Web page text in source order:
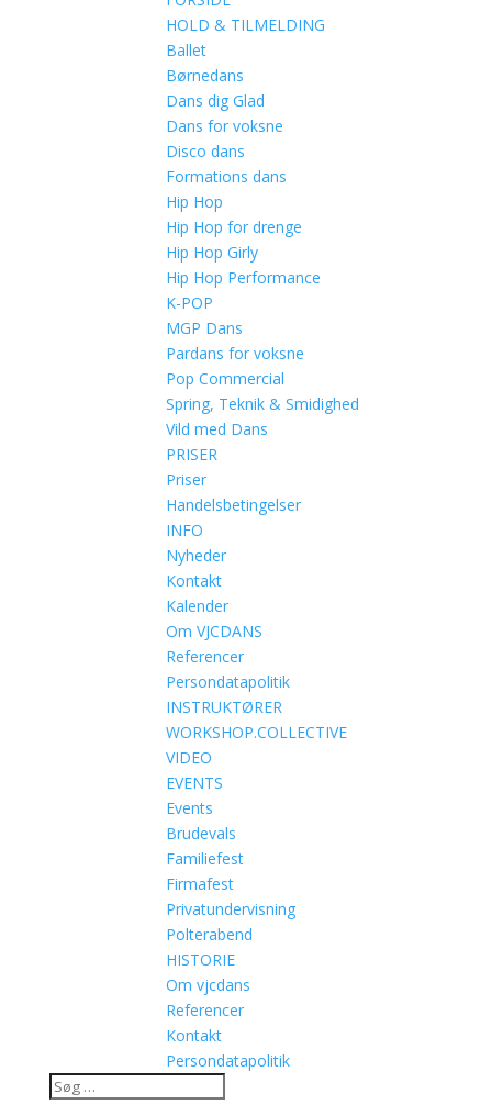
HOLD & TILMELDING
Ballet
Børnedans
Dans dig Glad
Dans for voksne
Disco dans
Formations dans
Hip Hop
Hip Hop for drenge
Hip Hop Girly
Hip Hop Performance
K-POP
MGP Dans
Pardans for voksne
Pop Commercial
Spring, Teknik & Smidighed
Vild med Dans
PRISER
Priser
Handelsbetingelser
INFO
Nyheder
Kontakt
Kalender
Om VJCDANS
Referencer
Persondatapolitik
INSTRUKTØRER
WORKSHOP.COLLECTIVE
VIDEO
EVENTS
Events
Brudevals
Familiefest
Firmafest
Privatundervisning
Polterabend
HISTORIE
Om vjcdans
Referencer
Kontakt
Persondatapolitik